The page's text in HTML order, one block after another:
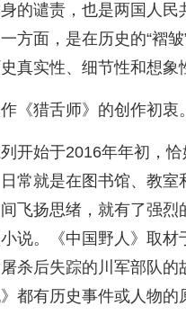
的谴责，也是两国人民
方面，是在历史的“褶
真实性、细节性和想象
《猎舌师》的创作初衷。
开始于2016年年初，
常就是在图书馆、教室
飞扬思绪，就有了强烈
说。《中国野人》取材
杀后失踪的川军部队的
都有历史事件或人物